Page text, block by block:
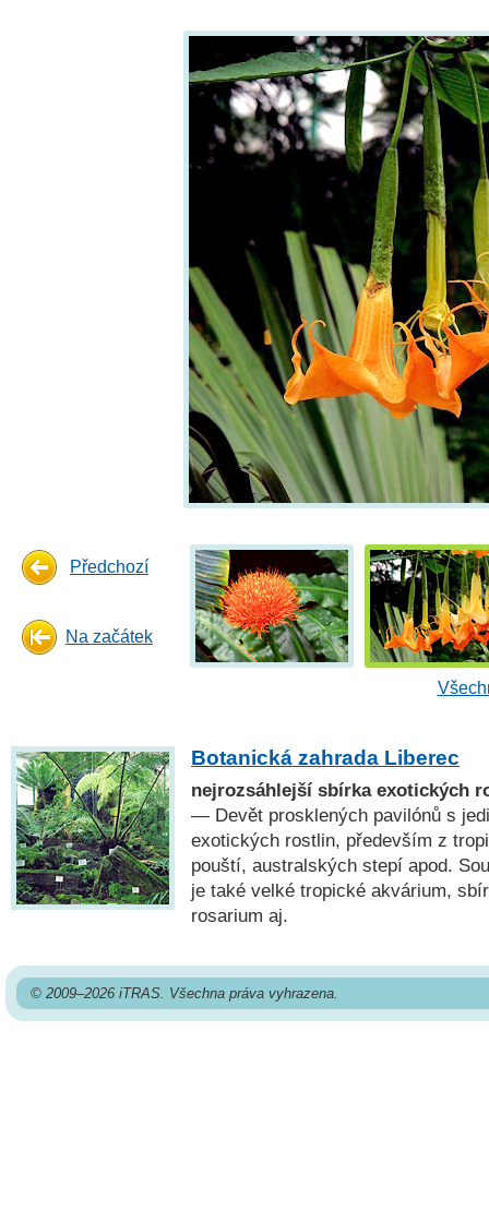
Předchozí
Na začátek
Botanická zahrada Liberec
nejrozsáhlejší sbírka exotických
— Devět prosklených pavilónů s
exotických rostlin, především z
pouští, australských stepí apod.
je také velké tropické akvárium,
rosarium aj.
© 2009–2026 iTRAS. Všechna práva vyhrazena.